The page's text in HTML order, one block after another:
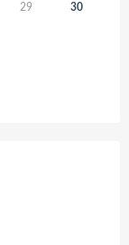
29 30